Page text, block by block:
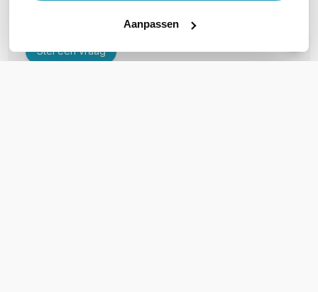
Aanpassen
Geen vragen gevonden
Stel een vraag